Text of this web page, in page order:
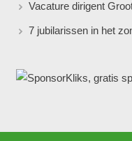
Vacature dirigent
7 jubilarissen in het